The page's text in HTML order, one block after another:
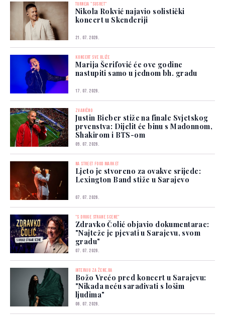
TURNEJA "SUSRET"
Nikola Rokvić najavio solistički
koncert u Skenderiji
21. 07. 2026.
KONCERT SVE BLIŽE
Marija Šerifović će ove godine
nastupiti samo u jednom bh. gradu
17. 07. 2026.
ZVANIČNO
Justin Bieber stiže na finale Svjetskog
prvenstva: Dijelit će binu s Madonnom,
Shakirom i BTS-om
09. 07. 2026.
NA STREET FOOD MARKET
Ljeto je stvoreno za ovakve srijede:
Lexington Band stiže u Sarajevo
07. 07. 2026.
"S DRUGE STRANE SCENE"
Zdravko Čolić objavio dokumentarac:
"Najteže je pjevati u Sarajevu, svom
gradu"
07. 07. 2026.
INTERVJU ZA ŽENE.BA
Božo Vrećo pred koncert u Sarajevu:
"Nikada neću sarađivati s lošim
ljudima"
06. 07. 2026.